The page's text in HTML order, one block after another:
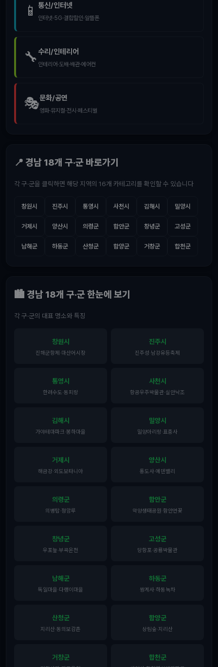
📱 통신/인터넷
인터넷·5G·결합할인·알뜰폰
🔧 수리/인테리어
인테리어·도배·배관·에어컨
🎭문화/공연
영화·뮤지컬·전시·페스티벌
📍 경남 18개 구·군 바로가기
각 구·군을 클릭하면 해당 지역의 16개 카테고리를 확인할 수 있습니다
창원시 진주시 통영시 사천시 김해시 밀양시
거제시 양산시 의령군 함안군 창녕군 고성군
남해군 하동군 산청군 함양군 거창군 합천군
🏙️ 경남 18개 구·군 한눈에 보기
각 구·군의 대표 명소와 특징
창원시
진해군항제·마산어시장
진주시
진주성·남강유등축제
통영시
한려수도·동피랑
사천시
항공우주박물관·실안낙조
김해시
가야테마파크·봉하마을
밀양시
밀양아리랑·표충사
거제시
해금강·외도보타니아
양산시
통도사·에덴밸리
의령군
의병탑·정암루
함안군
악양생태공원·함안연꽃
창녕군
우포늪·부곡온천
고성군
당항포·공룡박물관
남해군
독일마을·다랭이마을
하동군
쌍계사·하동녹차
산청군
지리산·동의보감촌
함양군
상림숲·지리산
거창군 합천군